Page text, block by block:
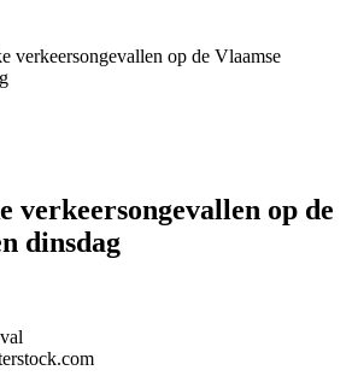
verkeersongevallen op de Vlaamse
verkeersongevallen op de
dinsdag